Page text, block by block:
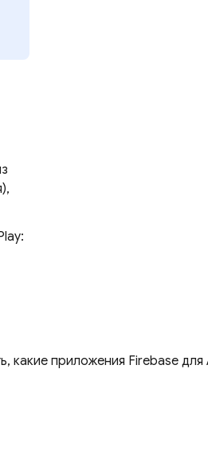
какие приложения Firebase